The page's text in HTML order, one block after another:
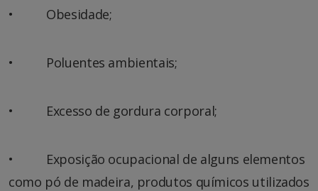
• Obesidade;
• Poluentes ambientais;
• Excesso de gordura corporal;
• Exposição ocupacional de alguns elementos
como pó de madeira, produtos químicos utilizados